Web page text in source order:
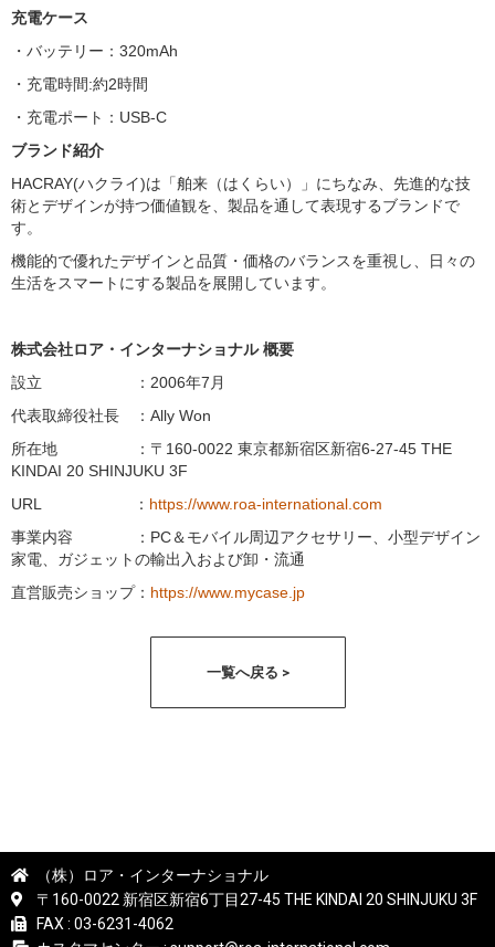
充電ケース
・バッテリー：320mAh
・充電時間:約2時間
・充電ポート：USB-C
ブランド紹介
HACRAY(ハクライ)は「舶来（はくらい）」にちなみ、先進的な技
術とデザインが持つ価値観を、製品を通して表現するブランドで
す。
機能的で優れたデザインと品質・価格のバランスを重視し、日々の
生活をスマートにする製品を展開しています。
株式会社ロア・インターナショナル 概要
設立 ：2006年7月
代表取締役社長 ：Ally Won
所在地 ：〒160-0022 東京都新宿区新宿6-27-45 THE
KINDAI 20 SHINJUKU 3F
URL ： https://www.roa-international.com
事業内容 ：PC＆モバイル周辺アクセサリー、小型デザイン
家電、ガジェットの輸出入および卸・流通
直営販売ショップ： https://www.mycase.jp
一覧へ戻る >
（株）ロア・インターナショナル
〒160-0022 新宿区新宿6丁目27-45 THE KINDAI 20 SHINJUKU 3F
FAX : 03-6231-4062